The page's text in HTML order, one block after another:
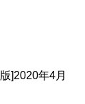
]2020年4月